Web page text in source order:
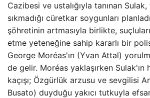
Cazibesi ve ustalığıyla tanınan
sıkmadığı cüretkar soygunları
şöhretinin artmasıyla birlikte,
etme yeteneğine sahip kararlı bir
George Moréas'ın (Yvan Attal)
de gelir. Moréas yaklaşırken Sulak'ın
kaçışı; Özgürlük arzusu ve sevgilisi
Busato) duyduğu yakıcı tutkuyla